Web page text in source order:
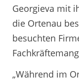
Georgieva mit
die Ortenau
besuchten
„Während im